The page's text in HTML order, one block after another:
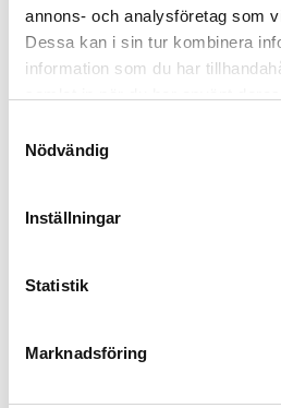
annons- och analysföretag som
Dessa kan i sin tur kombinera
information som du har
Nödvändig
Inställningar
Statistik
Marknadsföring